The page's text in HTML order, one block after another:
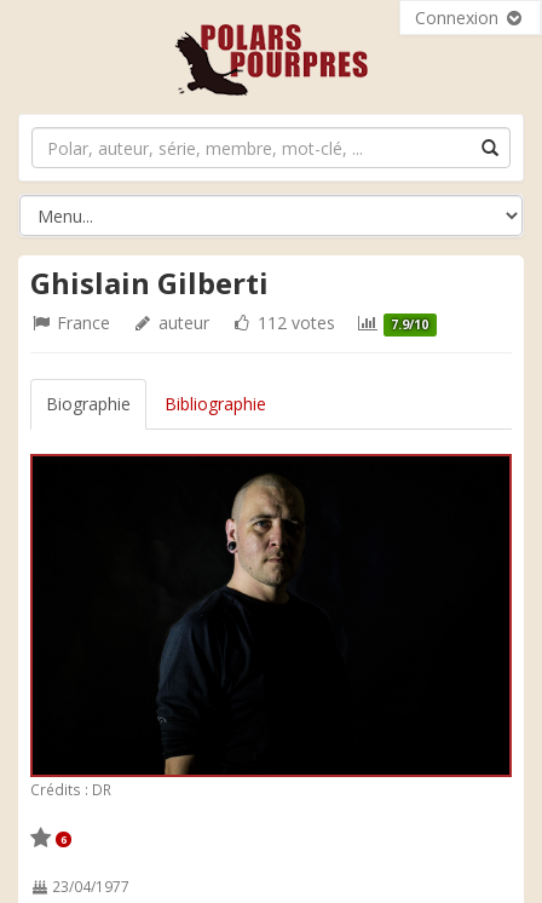
Connexion
Ghislain Gilberti
France auteur 112 votes 7.9/10
Biographie Bibliographie
Crédits : DR
6
23/04/1977